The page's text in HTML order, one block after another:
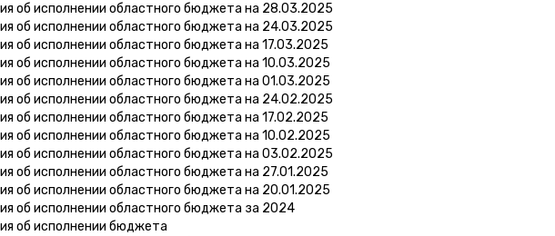
об исполнении областного бюджета на 28.03.2025
об исполнении областного бюджета на 24.03.2025
об исполнении областного бюджета на 17.03.2025
об исполнении областного бюджета на 10.03.2025
об исполнении областного бюджета на 01.03.2025
об исполнении областного бюджета на 24.02.2025
об исполнении областного бюджета на 17.02.2025
об исполнении областного бюджета на 10.02.2025
об исполнении областного бюджета на 03.02.2025
об исполнении областного бюджета на 27.01.2025
об исполнении областного бюджета на 20.01.2025
об исполнении областного бюджета за 2024
об исполнении бюджета